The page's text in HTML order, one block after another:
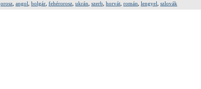
orosz angol bolgár fehérorosz ukrán szerb horvát román lengyel szlovák